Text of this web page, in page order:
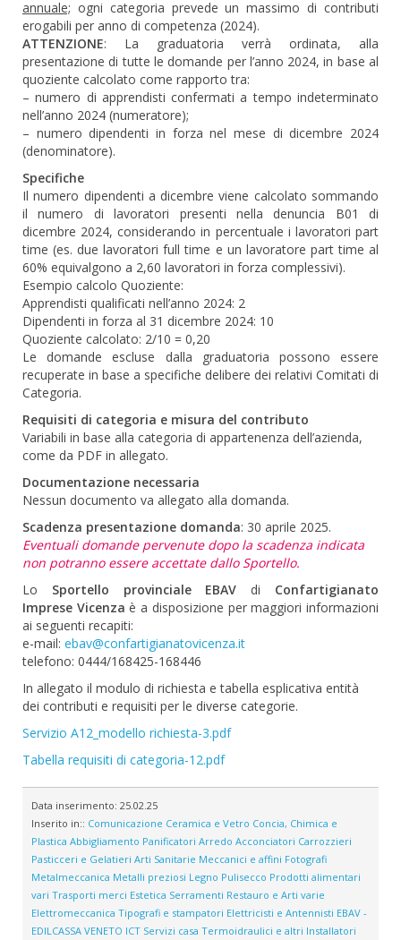
annuale; ogni categoria prevede un massimo di contributi
erogabili per anno di competenza (2024).
ATTENZIONE: La graduatoria verrà ordinata, alla
presentazione di tutte le domande per l’anno 2024, in base al
quoziente calcolato come rapporto tra:
– numero di apprendisti confermati a tempo indeterminato
nell’anno 2024 (numeratore);
– numero dipendenti in forza nel mese di dicembre 2024
(denominatore).
Specifiche
Il numero dipendenti a dicembre viene calcolato sommando
il numero di lavoratori presenti nella denuncia B01 di
dicembre 2024, considerando in percentuale i lavoratori part
time (es. due lavoratori full time e un lavoratore part time al
60% equivalgono a 2,60 lavoratori in forza complessivi).
Esempio calcolo Quoziente:
Apprendisti qualificati nell’anno 2024: 2
Dipendenti in forza al 31 dicembre 2024: 10
Quoziente calcolato: 2/10 = 0,20
Le domande escluse dalla graduatoria possono essere
recuperate in base a specifiche delibere dei relativi Comitati di
Categoria.
Requisiti di categoria e misura del contributo
Variabili in base alla categoria di appartenenza dell’azienda,
come da PDF in allegato.
Documentazione necessaria
Nessun documento va allegato alla domanda.
Scadenza presentazione domanda: 30 aprile 2025.
Eventuali domande pervenute dopo la scadenza indicata
non potranno essere accettate dallo Sportello.
Lo Sportello provinciale EBAV di Confartigianato
Imprese Vicenza è a disposizione per maggiori informazioni
ai seguenti recapiti:
e-mail: ebav@confartigianatovicenza.it
telefono: 0444/168425-168446
In allegato il modulo di richiesta e tabella esplicativa entità
dei contributi e requisiti per le diverse categorie.
Servizio A12_modello richiesta-3.pdf
Tabella requisiti di categoria-12.pdf
Data inserimento: 25.02.25
Inserito in:: Comunicazione Ceramica e Vetro Concia, Chimica e
Plastica Abbigliamento Panificatori Arredo Acconciatori Carrozzieri
Pasticceri e Gelatieri Arti Sanitarie Meccanici e affini Fotografi
Metalmeccanica Metalli preziosi Legno Pulisecco Prodotti alimentari
vari Trasporti merci Estetica Serramenti Restauro e Arti varie
Elettromeccanica Tipografi e stampatori Elettricisti e Antennisti EBAV -
EDILCASSA VENETO ICT Servizi casa Termoidraulici e altri Installatori